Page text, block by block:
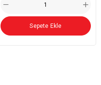
Sepete Ekle